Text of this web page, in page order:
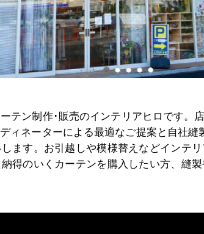
テン制作･販売のインテリアヒロです。
ィネーターによる最適なご提案と自社
ます。お引越しや模様替えなどインテ
得のいくカーテンを購入したい方、縫